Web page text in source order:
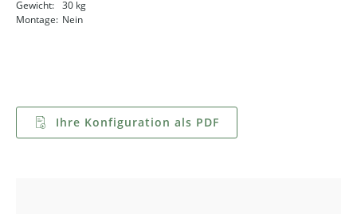
Gewicht: 30 kg
Montage: Nein
Ihre Konfiguration als PDF